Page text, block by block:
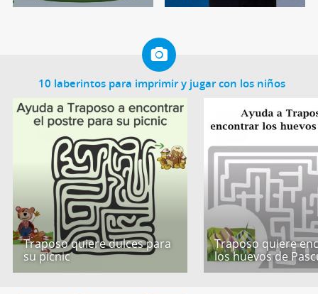
10 laberintos para imprimir y jugar con los niños
Traposo quiere dulces para
su picnic
Traposo quiere
los huevos de